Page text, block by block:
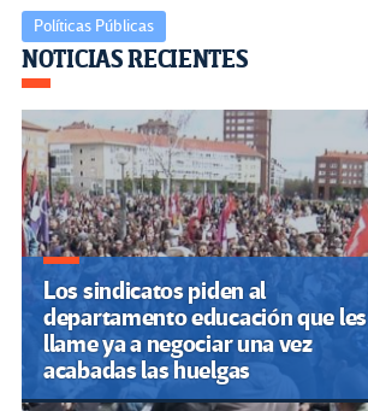
Políticas Públicas
Navegación
de
entradas
NOTICIAS RECIENTES
Los sindicatos piden al
departamento educación que les
llame ya a negociar una vez
acabadas las huelgas